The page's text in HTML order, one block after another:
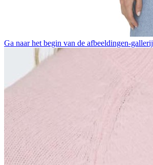
Ga naar het begin van de afbeeldingen-gallerij